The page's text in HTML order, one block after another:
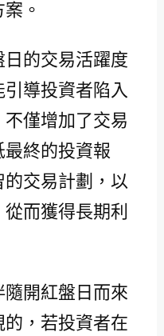
。
日的交易活躍度
導投資者陷入
僅增加了交易
終的投資報
交易計劃，以
而獲得長期利
隨開紅盤日而來
，若投資者在